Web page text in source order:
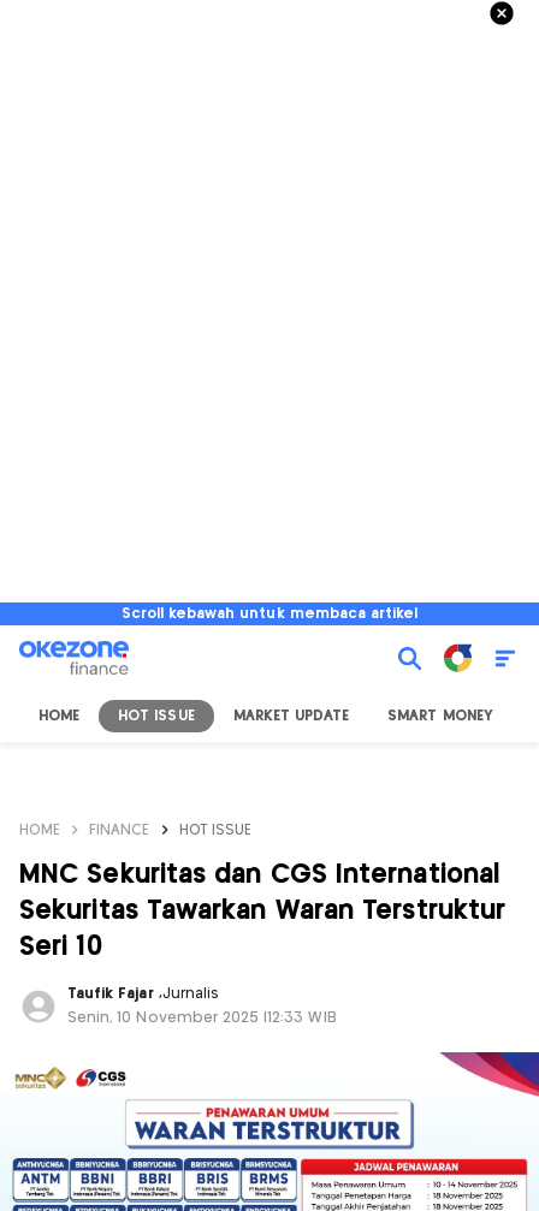
Scroll kebawah untuk membaca artikel
HOME HOT ISSUE MARKET UPDATE SMART MONEY
HOME FINANCE HOT ISSUE
MNC Sekuritas dan CGS International
Sekuritas Tawarkan Waran Terstruktur
Seri 10
Taufik Fajar ,Jurnalis
Senin, 10 November 2025 |12:33 WIB